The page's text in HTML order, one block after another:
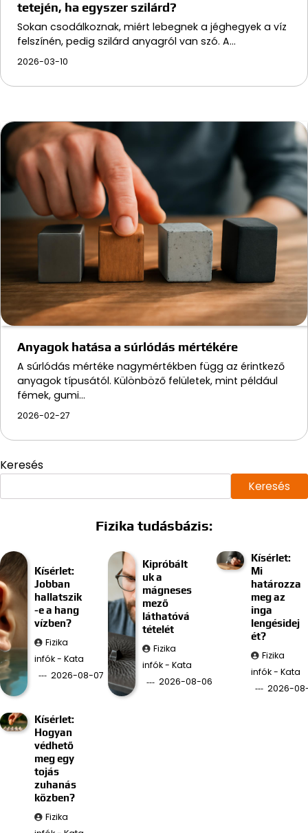
tetején, ha egyszer szilárd?
Sokan csodálkoznak, miért lebegnek a jéghegyek a víz
felszínén, pedig szilárd anyagról van szó. A…
2026-03-10
Anyagok hatása a súrlódás mértékére
A súrlódás mértéke nagymértékben függ az érintkező
anyagok típusától. Különböző felületek, mint például
fémek, gumi…
2026-02-27
Keresés
Keresés
Fizika tudásbázis:
Kísérlet:
Jobban
hallatszik
-e a hang
vízben?
Fizika
infók - Kata
2026-08-07
Kipróbált
uk a
mágneses
mező
láthatóvá
tételét
Fizika
infók - Kata
2026-08-06
Kísérlet:
Mi
határozza
meg az
inga
lengésidej
ét?
Fizika
infók - Kata
2026-
Kísérlet:
Hogyan
védhető
meg egy
tojás
zuhanás
közben?
Fizika